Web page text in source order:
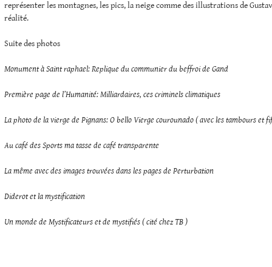
représenter les montagnes, les pics, la neige comme des illustrations de
réalité.
Suite des photos
Monument à Saint raphael: Replique du communier du beffroi de Gand
Première page de l’Humanité: Milliardaires, ces criminels climatiques
La photo de la vierge de Pignans: O bello Vierge courounado ( avec les tambours et
Au café des Sports ma tasse de cafétransparente
La même avec des images trouvées dans les pages de Perturbation
Diderot et la mystification
Un monde de Mystificateurs et de mystifiés ( cité chez TB )